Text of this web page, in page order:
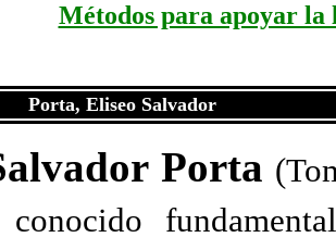
Métodos para apoyar
Porta, Eliseo Salvador
Porta